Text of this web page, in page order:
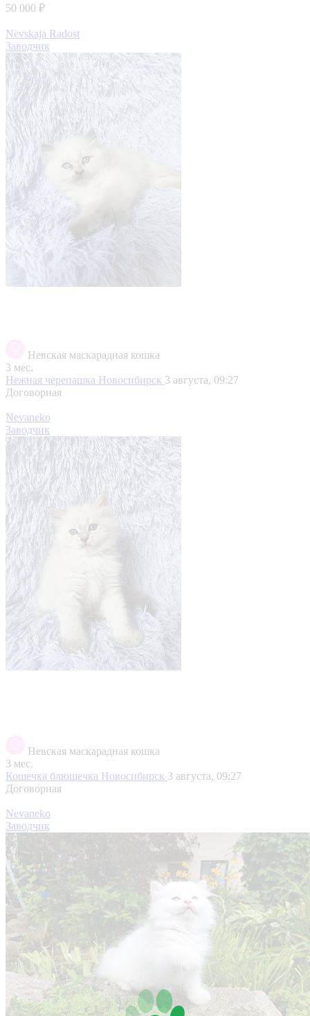
50 000 ₽
Nevskaja Radost
Заводчик
Невская маскарадная кошка
3 мес.
Нежная черепашка Новосибирск 3 августа, 09:27
Договорная
Nevaneko
Заводчик
Невская маскарадная кошка
3 мес.
Кошечка блюшечка Новосибирск 3 августа, 09:27
Договорная
Nevaneko
Заводчик